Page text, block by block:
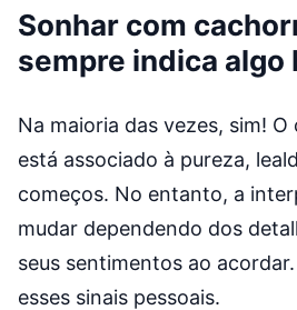
Sonhar com
sempre indica algo
Na maioria das vezes, sim!
está associado à pureza,
começos. No entanto, a
mudar dependendo dos
seus sentimentos ao
esses sinais pessoais.